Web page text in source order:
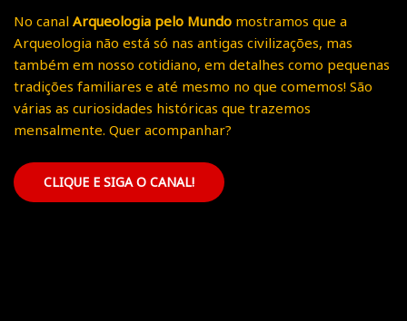
No canal Arqueologia pelo Mundo mostramos que a
Arqueologia não está só nas antigas civilizações, mas
também em nosso cotidiano, em detalhes como pequenas
tradições familiares e até mesmo no que comemos! São
várias as curiosidades históricas que trazemos
mensalmente. Quer acompanhar?
CLIQUE E SIGA O CANAL!